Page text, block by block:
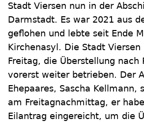
Stadt Viersen nun in der
Darmstadt. Es war 2021 aus
geflohen und lebte seit Ende
Kirchenasyl. Die Stadt
Freitag, die Überstellung nach
vorerst weiter betrieben. Der
Ehepaares, Sascha Kellmann,
am Freitagnachmittag, er
Eilantrag eingereicht, um die